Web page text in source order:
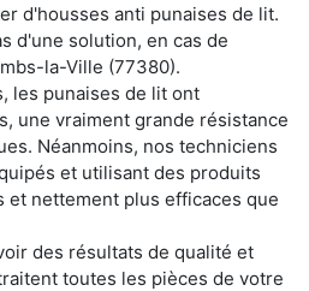
d'housses anti punaises de lit.
d'une solution, en cas de
la-Ville (77380).
les punaises de lit ont
une vraiment grande résistance
Néanmoins, nos techniciens
et utilisant des produits
et nettement plus efficaces que
des résultats de qualité et
toutes les pièces de votre